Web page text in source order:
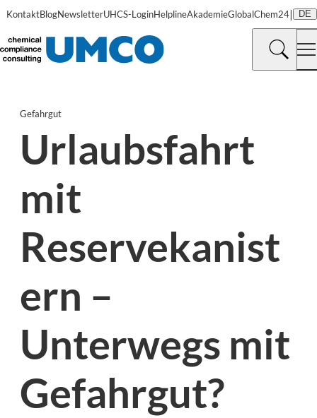
KontaktBlogNewsletterUHCS-LoginHelplineAkademieGlobalChem24| DE
Gefahrgut
Urlaubsfahrt
mit
Reservekanist
ern –
Unterwegs mit
Gefahrgut?